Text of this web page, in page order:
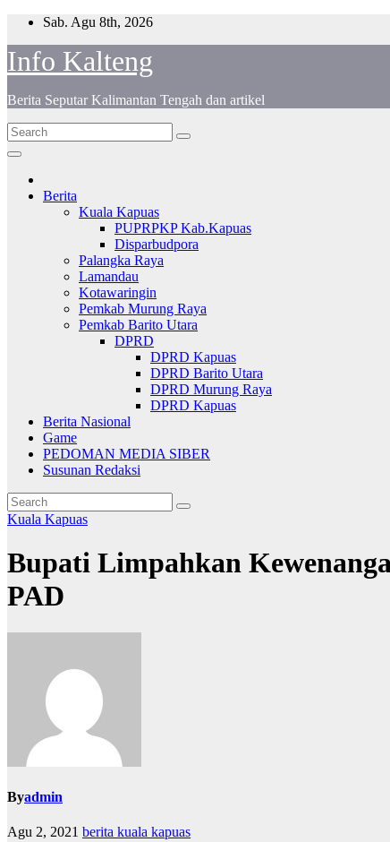
Skip
content
Sab. Agu 8th, 2026
Info Kalteng
Berita Seputar Kalimantan Tengah dan artikel
Berita
Kuala Kapuas
PUPRPKP Kab.Kapuas
Disparbudpora
Palangka Raya
Lamandau
Kotawaringin
Pemkab Murung Raya
Pemkab Barito Utara
DPRD
DPRD Kapuas
DPRD Barito Utara
DPRD Murung Raya
DPRD Kapuas
Berita Nasional
Game
PEDOMAN MEDIA SIBER
Susunan Redaksi
Kuala Kapuas
Bupati Limpahkan
PAD
Byadmin
Agu 2, 2021 berita kuala kapuas